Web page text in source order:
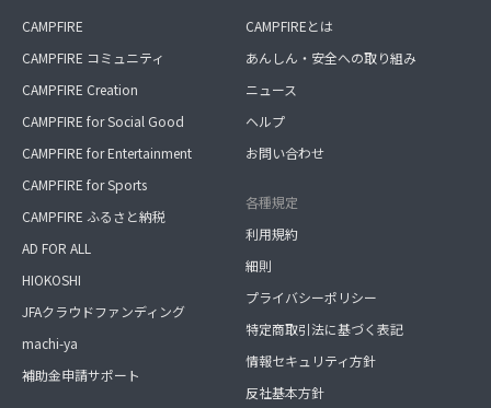
CAMPFIRE
CAMPFIRE コミュニティ
CAMPFIRE Creation
CAMPFIRE for Social Good
CAMPFIRE for Entertainment
CAMPFIRE for Sports
CAMPFIRE ふるさと納税
AD FOR ALL
HIOKOSHI
JFAクラウドファンディング
machi-ya
補助金申請サポート
CAMPFIREとは
あんしん・安全への取り組み
ニュース
ヘルプ
お問い合わせ
各種規定
利用規約
細則
プライバシーポリシー
特定商取引法に基づく表記
情報セキュリティ方針
反社基本方針